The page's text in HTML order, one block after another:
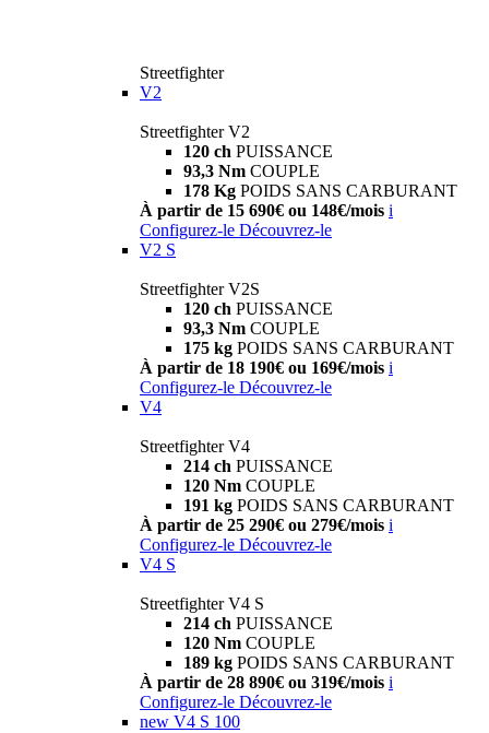
Streetfighter
V2
Streetfighter V2
120 ch PUISSANCE
93,3 Nm COUPLE
178 Kg POIDS SANS CARBURANT
À partir de 15 690€ ou 148€/mois i
Configurez-le Découvrez-le
V2 S
Streetfighter V2S
120 ch PUISSANCE
93,3 Nm COUPLE
175 kg POIDS SANS CARBURANT
À partir de 18 190€ ou 169€/mois i
Configurez-le Découvrez-le
V4
Streetfighter V4
214 ch PUISSANCE
120 Nm COUPLE
191 kg POIDS SANS CARBURANT
À partir de 25 290€ ou 279€/mois i
Configurez-le Découvrez-le
V4 S
Streetfighter V4 S
214 ch PUISSANCE
120 Nm COUPLE
189 kg POIDS SANS CARBURANT
À partir de 28 890€ ou 319€/mois i
Configurez-le Découvrez-le
new V4 S 100